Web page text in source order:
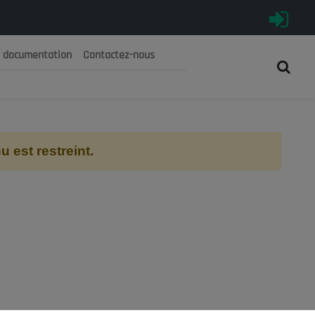
الجزائرية الديمقراطية الشعبية
documentation Contactez-nous
est restreint.